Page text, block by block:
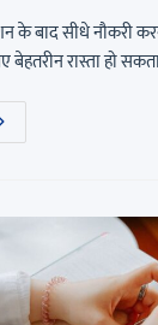
के बाद सीधे नौकरी
रास्ता हो